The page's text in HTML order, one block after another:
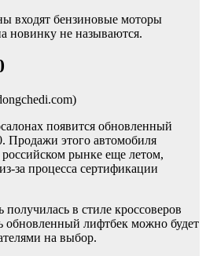
входят бензиновые моторы
новинку не называются.
появится обновленный
Продажи этого автомобиля
рынке еще летом,
за процесса сертификации
в стиле кроссоверов
обновленный лифтбек можно будет
на выбор.